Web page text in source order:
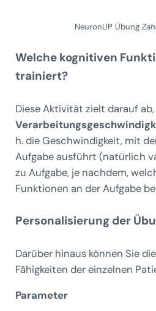
NeuronUP Übung
Welche kognitiven
trainiert?
Diese Aktivität zielt darauf
h. die Geschwindigkeit, mit
Aufgabe ausführt (natürlich
zu Aufgabe, je nachdem,
Funktionen an der Aufgabe
Personalisierung der
Darüber hinaus können Sie
Fähigkeiten der einzelnen
Parameter